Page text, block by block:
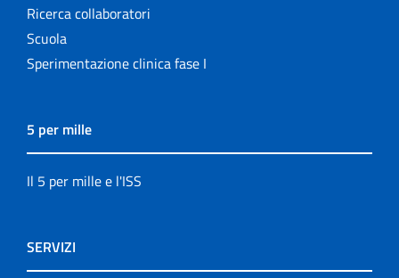
Ricerca collaboratori
Scuola
Sperimentazione clinica fase I
5 per mille
Il 5 per mille e l'ISS
SERVIZI